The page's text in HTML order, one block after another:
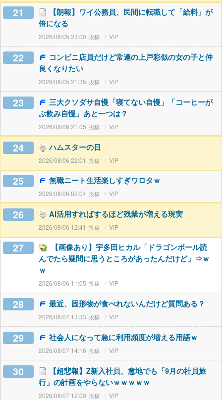
21
【朗報】ワイ公務員、民間に転職して「給料」が
倍になる
2026/08/05 23:00 VIP
22
コンビニ店員だけど常連の上戸彩似の女の子と仲
良くなりたい
2026/08/05 21:35 VIP
23
三大クソダサ自慢「寝てない自慢」「コーヒーが
ぶ飲み自慢」あと一つは？
2026/08/06 21:05 VIP
24 ハムスターの日
2026/08/06 22:01 VIP
25 無職ニート生活楽しすぎワロタｗ
2026/08/06 02:04 VIP
26 AI活用すればするほど残業が増える現実
2026/08/06 12:41 VIP
27
【画像あり】宇多田ヒカル「ドラゴンボール読
んでたら疑問に思うところがあったんだけど」⇒ｗ
ｗ
2026/08/06 11:05 VIP
28 最近、固形物が食べれないんだけど質問ある？
2026/08/07 13:33 VIP
29 社会人になって急に利用頻度が増える用語ｗ
2026/08/07 14:16 VIP
30
【超悲報】Z新入社員、意地でも「9月の社員旅
行」の計画をやらないｗｗｗｗｗ
2026/08/07 12:00 VIP